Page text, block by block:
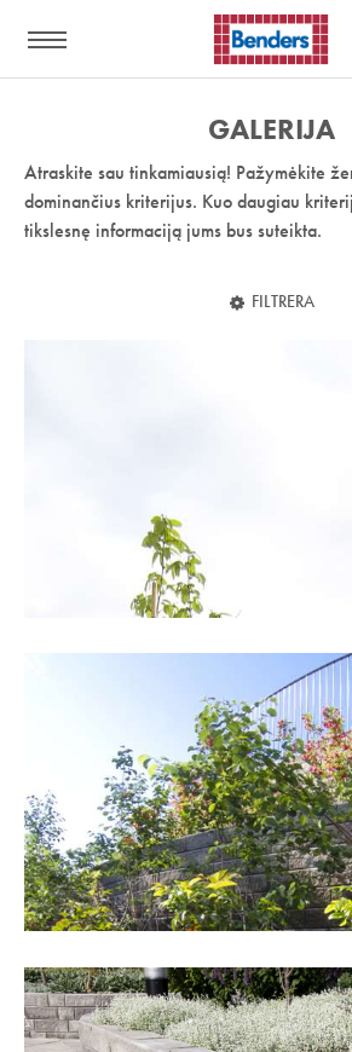
nuoroda:
GALERIJA
Atraskite sau tinkamiausią! Pažymėkite
dominančius kriterijus. Kuo daugiau
tikslesnę informaciją jums bus suteikta.
FILTRERA